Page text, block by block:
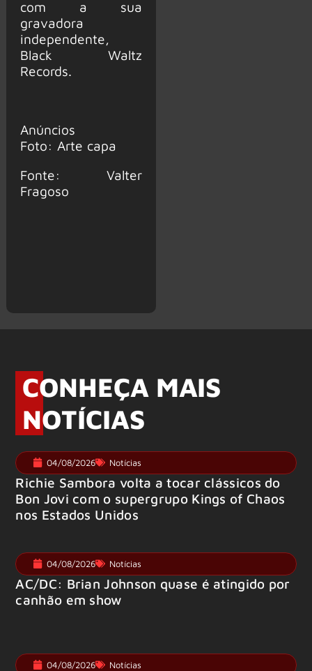
com a sua
gravadora
independente,
Black Waltz
Records.
Anúncios
Foto: Arte capa
Fonte: Valter
Fragoso
CONHEÇA MAIS
NOTÍCIAS
04/08/2026 Notícias
Richie Sambora volta a tocar clássicos do
Bon Jovi com o supergrupo Kings of Chaos
nos Estados Unidos
04/08/2026 Notícias
AC/DC: Brian Johnson quase é atingido por
canhão em show
04/08/2026 Notícias